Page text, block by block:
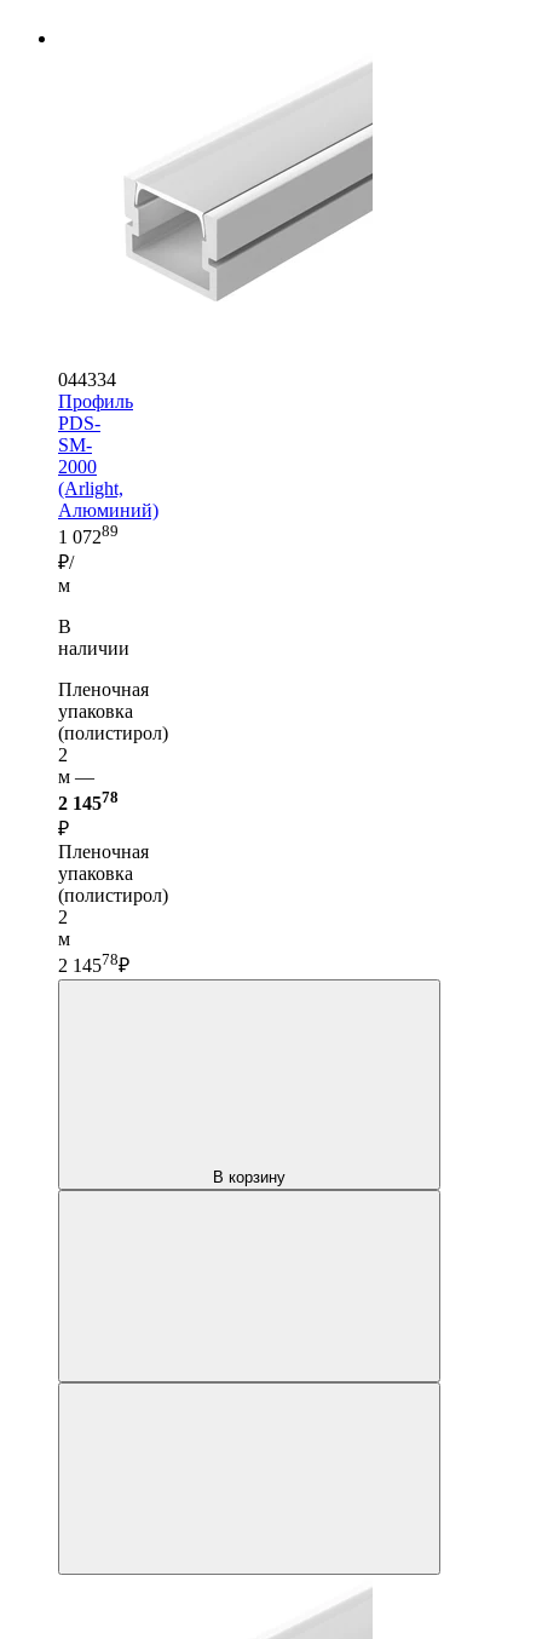
044334
Профиль
PDS-
SM-
2000
(Arlight,
Алюминий)
1 07289
₽/
м
В
наличии
Пленочная
упаковка
(полистирол)
2
м —
2 14578
₽
Пленочная
упаковка
(полистирол)
2
м
2 14578₽
В корзину